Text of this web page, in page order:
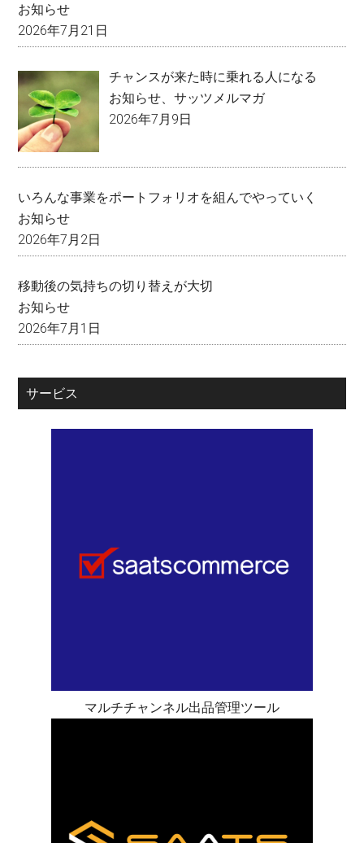
お知らせ
2026年7月21日
チャンスが来た時に乗れる人になる
お知らせ、サッツメルマガ
2026年7月9日
いろんな事業をポートフォリオを組んでやっていく
お知らせ
2026年7月2日
移動後の気持ちの切り替えが大切
お知らせ
2026年7月1日
サービス
マルチチャンネル出品管理ツール